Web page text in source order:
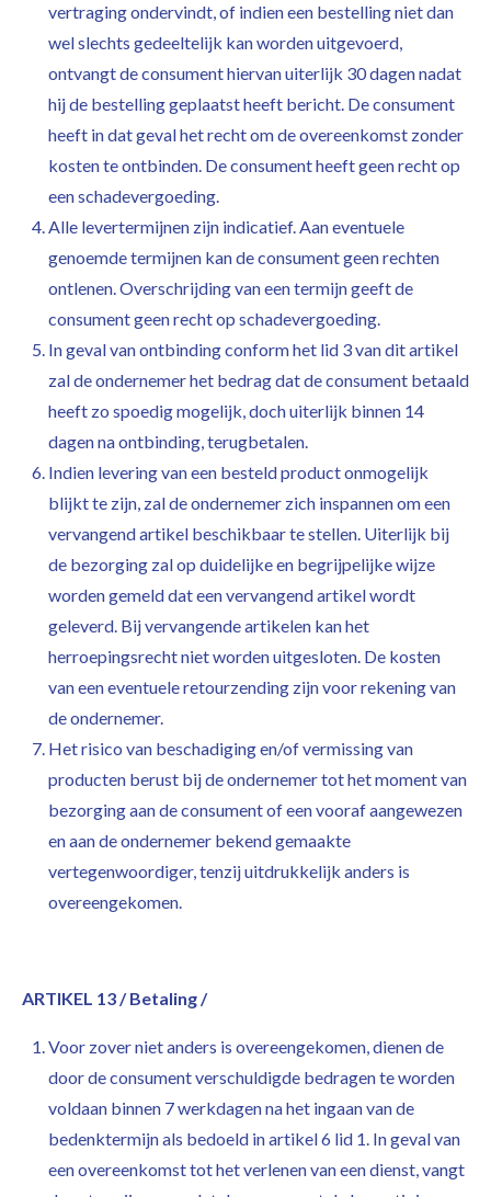
vertraging ondervindt, of indien een bestelling niet dan
wel slechts gedeeltelijk kan worden uitgevoerd,
ontvangt de consument hiervan uiterlijk 30 dagen nadat
hij de bestelling geplaatst heeft bericht. De consument
heeft in dat geval het recht om de overeenkomst zonder
kosten te ontbinden. De consument heeft geen recht op
een schadevergoeding.
Alle levertermijnen zijn indicatief. Aan eventuele
genoemde termijnen kan de consument geen rechten
ontlenen. Overschrijding van een termijn geeft de
consument geen recht op schadevergoeding.
In geval van ontbinding conform het lid 3 van dit artikel
zal de ondernemer het bedrag dat de consument betaald
heeft zo spoedig mogelijk, doch uiterlijk binnen 14
dagen na ontbinding, terugbetalen.
Indien levering van een besteld product onmogelijk
blijkt te zijn, zal de ondernemer zich inspannen om een
vervangend artikel beschikbaar te stellen. Uiterlijk bij
de bezorging zal op duidelijke en begrijpelijke wijze
worden gemeld dat een vervangend artikel wordt
geleverd. Bij vervangende artikelen kan het
herroepingsrecht niet worden uitgesloten. De kosten
van een eventuele retourzending zijn voor rekening van
de ondernemer.
Het risico van beschadiging en/of vermissing van
producten berust bij de ondernemer tot het moment van
bezorging aan de consument of een vooraf aangewezen
en aan de ondernemer bekend gemaakte
vertegenwoordiger, tenzij uitdrukkelijk anders is
overeengekomen.
ARTIKEL 13 / Betaling /
Voor zover niet anders is overeengekomen, dienen de
door de consument verschuldigde bedragen te worden
voldaan binnen 7 werkdagen na het ingaan van de
bedenktermijn als bedoeld in artikel 6 lid 1. In geval van
een overeenkomst tot het verlenen van een dienst, vangt